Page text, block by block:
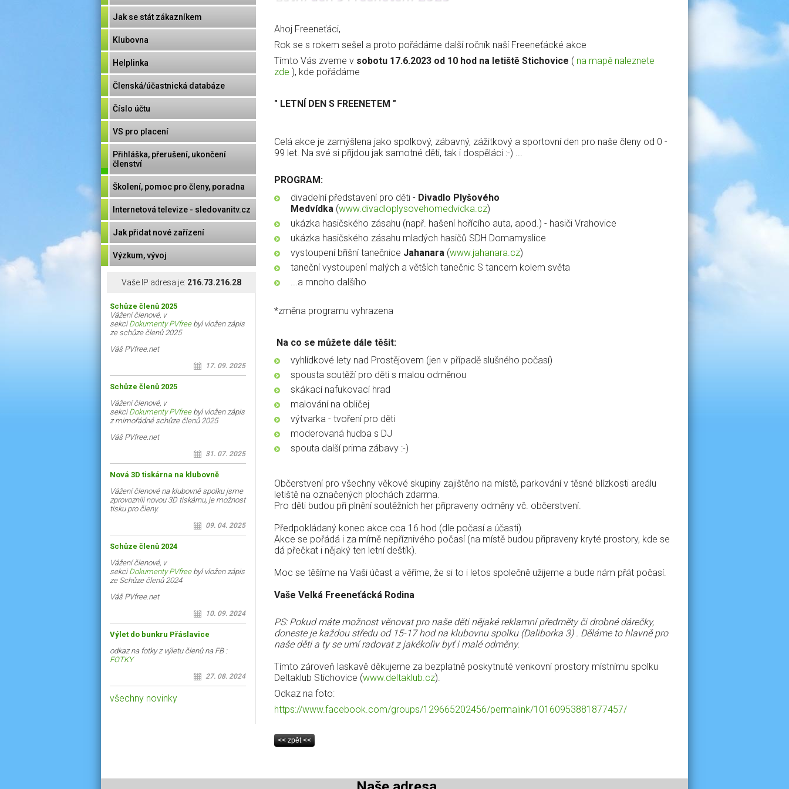
Jak se stát zákazníkem
Klubovna
Helplinka
Členská/účastnická databáze
Číslo účtu
VS pro placení
Přihláška, přerušení, ukončení
členství
Školení, pomoc pro členy, poradna
Internetová televize - sledovanitv.cz
Jak přidat nové zařízení
Výzkum, vývoj
Vaše IP adresa je: 216.73.216.28
Schůze členů 2025
Vážení členové, v
sekci Dokumenty PVfreebyl vložen zápis
ze schůze členů 2025
Váš PVfree.net
17. 09. 2025
Schůze členů 2025
Vážení členové, v
sekci Dokumenty PVfreebyl vložen zápis
z mimořádné schůze členů 2025
Váš PVfree.net
31. 07. 2025
Nová 3D tiskárna na klubovně
Vážení členové na klubovně spolku jsme
zprovoznili novou 3D tiskárnu, je možnost
tisku pro členy.
09. 04. 2025
Schůze členů 2024
Vážení členové, v
sekci Dokumenty PVfreebyl vložen zápis
ze Schůze členů 2024
Váš PVfree.net
10. 09. 2024
Výlet do bunkru Přáslavice
odkaz na fotky z výletu členů na FB :
FOTKY
27. 08. 2024
všechny novinky
Ahoj Freeneťáci,
Rok se s rokem sešel a proto pořádáme další ročník naší Freeneťácké akce
Tímto Vás zveme v sobotu 17.6.2023 od 10 hod na letiště Stichovice ( na mapě naleznete
zde ), kde pořádáme
" LETNÍ DEN S FREENETEM "
Celá akce je zamýšlena jako spolkový, zábavný, zážitkový a sportovní den pro naše členy od 0 -
99 let. Na své si přijdou jak samotné děti, tak i dospěláci :-) ...
PROGRAM:
divadelní představení pro děti - Divadlo Plyšového
Medvídka (www.divadloplysovehomedvidka.cz)
ukázka hasičského zásahu (např. hašení hořícího auta, apod.) - hasiči Vrahovice
ukázka hasičského zásahu mladých hasičů SDH Domamyslice
vystoupení břišní tanečnice Jahanara (www.jahanara.cz)
taneční vystoupení malých a větších tanečnic S tancem kolem světa
...a mnoho dalšího
*změna programu vyhrazena
Na co se můžete dále těšit:
vyhlídkové lety nad Prostějovem (jen v případě slušného počasí)
spousta soutěží pro děti s malou odměnou
skákací nafukovací hrad
malování na obličej
výtvarka - tvoření pro děti
moderovaná hudba s DJ
spouta další prima zábavy :-)
Občerstvení pro všechny věkové skupiny zajištěno na místě, parkování v těsné blízkosti areálu
letiště na označených plochách zdarma.
Pro děti budou při plnění soutěžních her připraveny odměny vč. občerstvení.
Předpokládaný konec akce cca 16 hod (dle počasí a účasti).
Akce se pořádá i za mírně nepříznivého počasí (na místě budou připraveny kryté prostory, kde se
dá přečkat i nějaký ten letní deštík).
Moc se těšíme na Vaši účast a věříme, že si to i letos společně užijeme a bude nám přát počasí.
Vaše Velká Freeneťácká Rodina
PS: Pokud máte možnost věnovat pro naše děti nějaké reklamní předměty či drobné dárečky,
doneste je každou středu od 15-17 hod na klubovnu spolku (Daliborka 3) . Děláme to hlavně pro
naše děti a ty se umí radovat z jakékoliv byť i malé odměny.
Tímto zároveň laskavě děkujeme za bezplatně poskytnuté venkovní prostory místnímu spolku
Deltaklub Stichovice (www.deltaklub.cz).
Odkaz na foto:
https://www.facebook.com/groups/129665202456/permalink/10160953881877457/